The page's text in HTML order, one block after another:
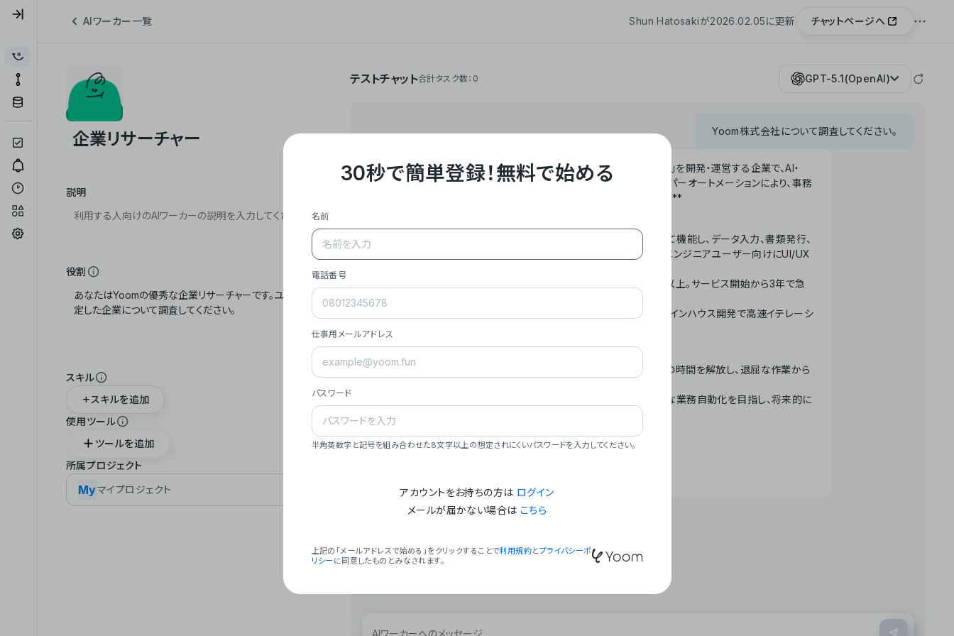
AIワーカー一覧 Shun Hatosakiが2026.02.05に更新 チャットページへ
説明
役割
スキル
スキルを追加
使用ツール
ツールを追加
所属プロジェクト
Myマイプロジェクト
テストチャット合計タスク数：0 GPT-5.1(OpenAI)
Yoom株式会社について調査してください。
**Yoom株式会社は、ビジネスオートメーションSaaS「Yoom」を開発・運営する企業で、AI・
API・RPA・OCRなどの技術をノーコードで組み合わせたハイパーオートメーションにより、事務
作業やデスクワークを自動化するサービスを提供しています。**
- **主力プロダクト「Yoom」**: SaaS連携データベースとして機能し、データ入力、書類発行、
メール対応、請求書処理、日報作成などの業務を自動化。非エンジニアユーザー向けにUI/UX
- **実績**: 国内利用社数20,000社超、直近成長率300%以上。サービス開始から3年で急
- **強み**: すべての自動化技術を1プラットフォームで完結。インハウス開発で高速イテレーシ
- **ミッション**: 「We Make Time」 – テクノロジーで人々の時間を解放し、退屈な作業から
- **ビジョン**: 「Global Business Automation」 – 世界的な業務自動化を目指し、将来的に
### 会社概要
30秒で簡単登録！無料で始める
名前
電話番号
仕事用メールアドレス
パスワード
半角英数字と記号を組み合わせた8文字以上の想定されにくいパスワードを入力してください。
アカウントをお持ちの方は ログイン
メールが届かない場合は こちら
上記の「メールアドレスで始める」をクリックすることで利用規約とプライバシーポ
リシー に同意したものとみなされます。